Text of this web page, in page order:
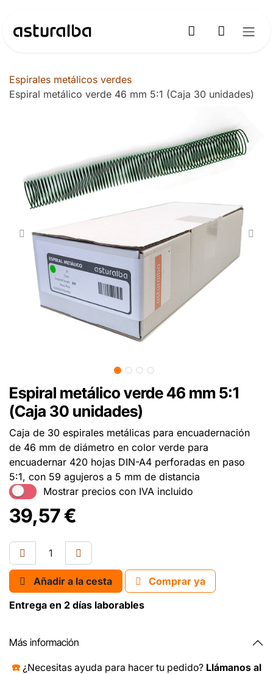
Espirales metálicos verdes
Espiral metálico verde 46 mm 5:1 (Caja 30 unidades)
Espiral metálico verde 46 mm 5:1
(Caja 30 unidades)
Caja de 30 espirales metálicas para encuadernación
de 46 mm de diámetro en color verde para
encuadernar 420 hojas DIN-A4 perforadas en paso
5:1, con 59 agujeros a 5 mm de distancia
Mostrar precios con IVA incluido
39,57€
Añadir a la cesta
Comprar ya
Entrega en 2 días laborables
Más información
☎️ ¿Necesitas ayuda para hacer tu pedido? Llámanos al